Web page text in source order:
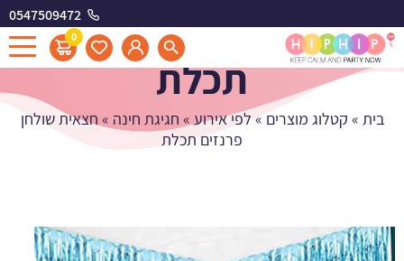
0547509472
0
חצאית שולחן פרנזים
תכלת
בית » קטלוג מוצרים » לפי אירוע » חגיגת חינה » חצאית שולחן
פרנזים תכלת